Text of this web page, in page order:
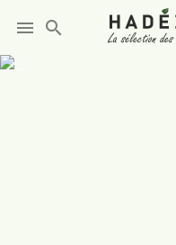
menu search